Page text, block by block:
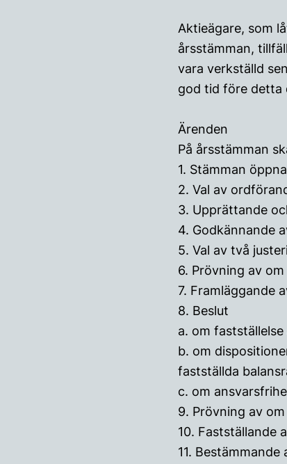
Aktieägare, som
årsstämman,
vara verkställd
god tid före detta
Ärenden
På årsstämman
1. Stämman
2. Val av
3. Upprättande
4. Godkännande
5. Val av två
6. Prövning av
7. Framläggande
8. Beslut
a. om
b. om
fastställda
c. om
9. Prövning av
10. Fastställande
11.